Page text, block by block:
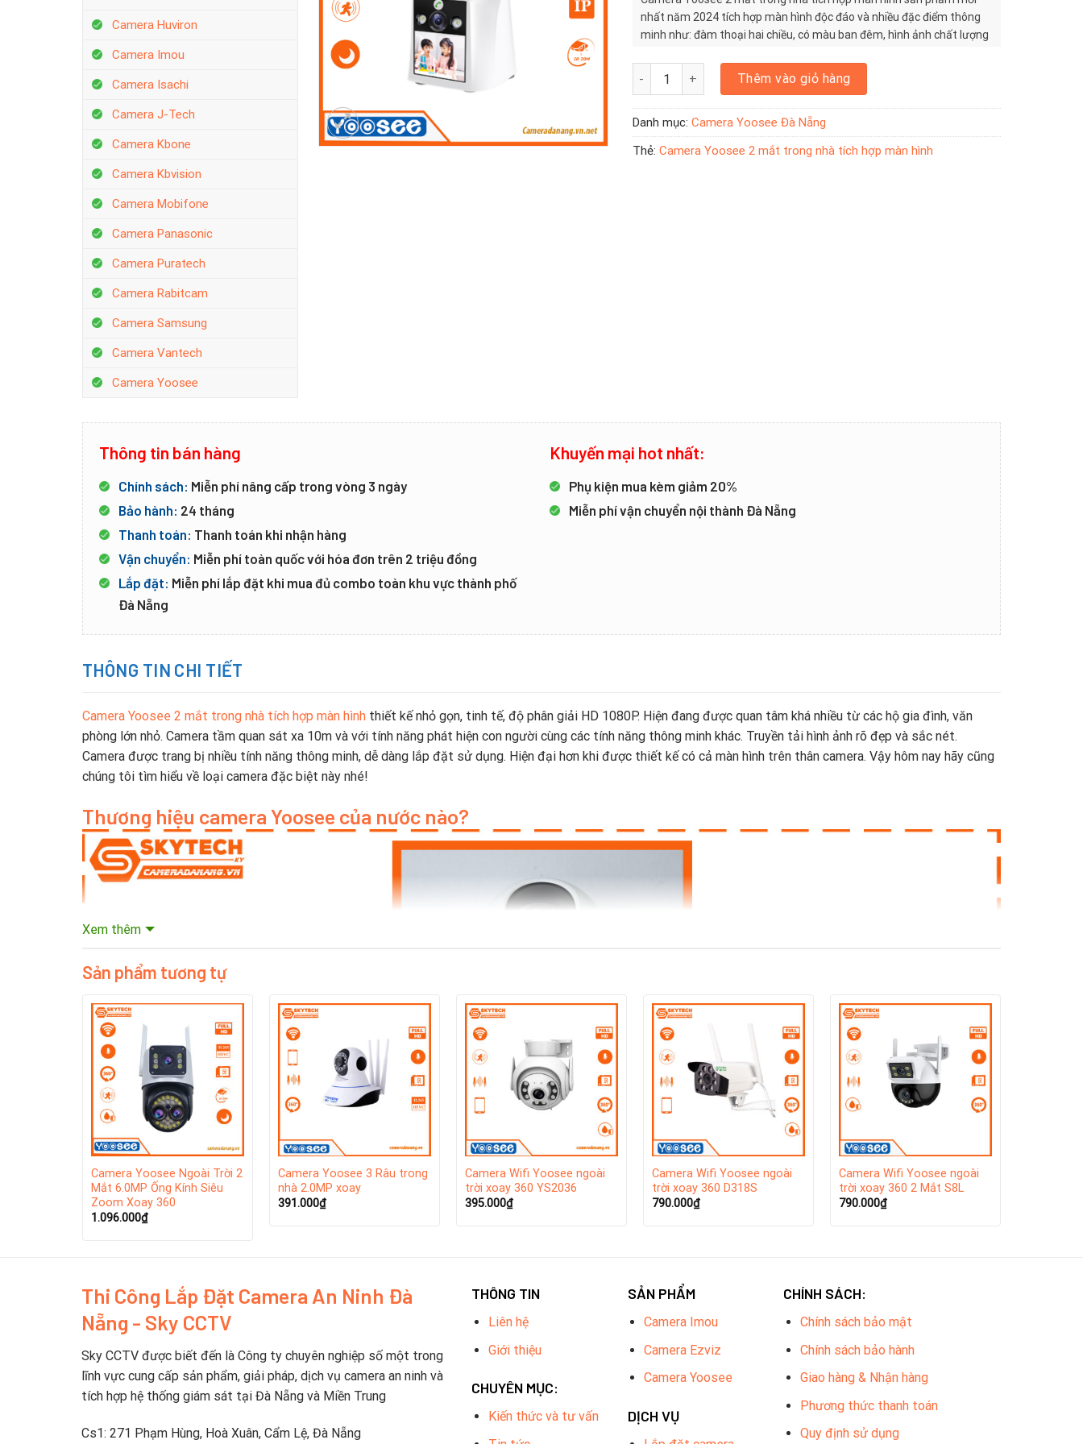
nhất năm 2024 tích hợp màn hình độc đáo và nhiều đặc điểm thông
minh như: đàm thoại hai chiều, có màu ban đêm, hình ảnh chất lượng
cho việc giám sát an ninh trong nhà.
Camera Yoosee 2 mắt trong nhà tích hợp màn hình số lượng
Thêm vào giỏ hàng
Danh mục: Camera Yoosee Đà Nẵng
Thẻ: Camera Yoosee 2 mắt trong nhà tích hợp màn hình
Camera Huviron
Camera Imou
Camera Isachi
Camera J-Tech
Camera Kbone
Camera Kbvision
Camera Mobifone
Camera Panasonic
Camera Puratech
Camera Rabitcam
Camera Samsung
Camera Vantech
Camera Yoosee
Thông tin bán hàng
Chính sách: Miễn phí nâng cấp trong vòng 3 ngày
Bảo hành: 24 tháng
Thanh toán: Thanh toán khi nhận hàng
Vận chuyển: Miễn phí toàn quốc với hóa đơn trên 2 triệu đồng
Lắp đặt: Miễn phí lắp đặt khi mua đủ combo toàn khu vực thành phố
Đà Nẵng
Khuyến mại hot nhất:
Phụ kiện mua kèm giảm 20%
Miễn phí vận chuyển nội thành Đà Nẵng
THÔNG TIN CHI TIẾT
Camera Yoosee 2 mắt trong nhà tích hợp màn hình thiết kế nhỏ gọn, tinh tế, độ phân giải HD 1080P. Hiện đang được quan tâm khá nhiều từ các hộ gia đình, văn
phòng lớn nhỏ. Camera tầm quan sát xa 10m và với tính năng phát hiện con người cùng các tính năng thông minh khác. Truyền tải hình ảnh rõ đẹp và sắc nét.
Camera được trang bị nhiều tính năng thông minh, dễ dàng lắp đặt sử dụng. Hiện đại hơn khi được thiết kế có cả màn hình trên thân camera. Vậy hôm nay hãy cũng
chúng tôi tìm hiểu về loại camera đặc biệt này nhé!
Thương hiệu camera Yoosee của nước nào?
YOOSEE – Thương hiệu cung cấp thiết bị an ninh toàn cầu với sứ mệnh tạo ra cuộc sống an toàn, thông minh dựa trên công nghệ đám mây và AI. Hướng tới sự tiện
lợi, an toàn cho khách hàng. Yoosee trao cho các đối tác chia sẻ các dịch vụ đám mây độc đáo và xây dựng một hệ sinh thái IoT phát triển mạnh – giúp các thiết bị
liên kết và tương tích với nhau một cách thông minh, hiệu quả và thân thiết. Bên cạnh đó Yoosee được biết đến với những sản phẩm có giá thành rẻ phù hợp với nhu
cầu sử dụng của nhiều khách hàng.
Xem thêm
Sản phẩm tương tự
Camera Yoosee Ngoài Trời 2
Mắt 6.0MP Ống Kính Siêu
Zoom Xoay 360
1.096.000₫
Camera Yoosee 3 Râu trong
nhà 2.0MP xoay
391.000₫
Camera Wifi Yoosee ngoài
trời xoay 360 YS2036
395.000₫
Camera Wifi Yoosee ngoài
trời xoay 360 D318S
790.000₫
Camera Wifi Yoosee ngoài
trời xoay 360 2 Mắt S8L
790.000₫
Thi Công Lắp Đặt Camera An Ninh Đà
Nẵng - Sky CCTV
Sky CCTV được biết đến là Công ty chuyên nghiệp số một trong
lĩnh vực cung cấp sản phẩm, giải pháp, dịch vụ camera an ninh và
tích hợp hệ thống giám sát tại Đà Nẵng và Miền Trung
Cs1: 271 Phạm Hùng, Hoà Xuân, Cẩm Lệ, Đà Nẵng
THÔNG TIN
Liên hệ
Giới thiệu
CHUYÊN MỤC:
Kiến thức và tư vấn
SẢN PHẨM
Camera Imou
Camera Ezviz
Camera Yoosee
DỊCH VỤ
CHÍNH SÁCH:
Chính sách bảo mật
Chính sách bảo hành
Giao hàng & Nhận hàng
Phương thức thanh toán
Quy định sử dụng